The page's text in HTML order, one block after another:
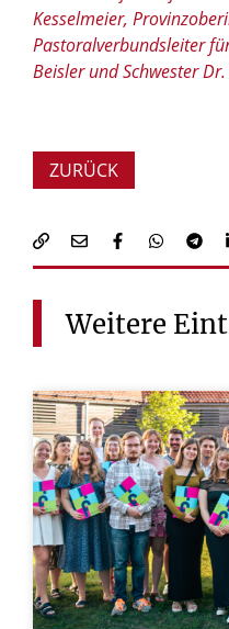
Kesselmeier,
Pastoralverbundsleiter
Beisler und Schwester
ZURÜCK
Weitere